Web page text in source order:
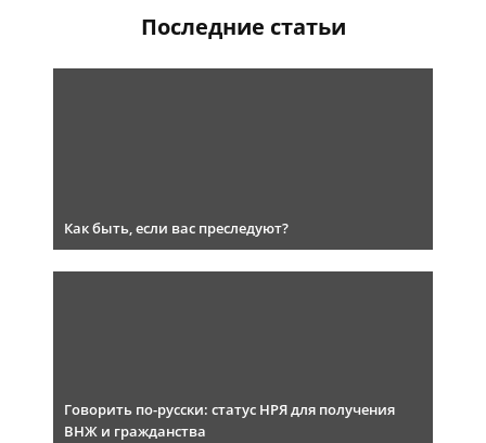
Последние статьи
Как быть, если вас преследуют?
Говорить по-русски: статус НРЯ для получения
ВНЖ и гражданства